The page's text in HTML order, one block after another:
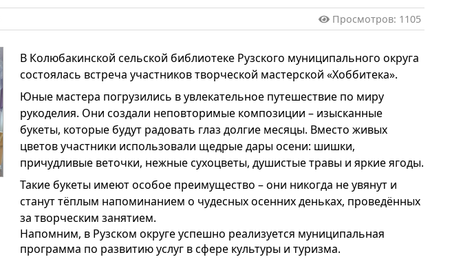
Просмотров: 1105
В Колюбакинской сельской библиотеке Рузского муниципального округа
состоялась встреча участников творческой мастерской «Хоббитека».
Юные мастера погрузились в увлекательное путешествие по миру
рукоделия. Они создали неповторимые композиции – изысканные
букеты, которые будут радовать глаз долгие месяцы. Вместо живых
цветов участники использовали щедрые дары осени: шишки,
причудливые веточки, нежные сухоцветы, душистые травы и яркие ягоды.
Такие букеты имеют особое преимущество – они никогда не увянут и
станут тёплым напоминанием о чудесных осенних деньках, проведённых
за творческим занятием.
Напомним, в Рузском округе успешно реализуется муниципальная
программа по развитию услуг в сфере культуры и туризма.